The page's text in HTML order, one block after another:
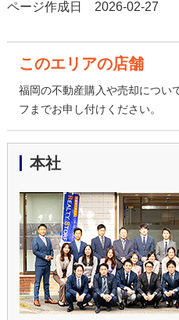
ページ作成日 2026-02-27
このエリアの店舗
福岡の不動産購入や売却につい
フまでお申し付けください。
本社